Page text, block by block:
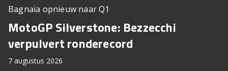
Bagnaia opnieuw naar Q1
MotoGP Silverstone: Bezzecchi
verpulvert ronderecord
7 augustus 2026